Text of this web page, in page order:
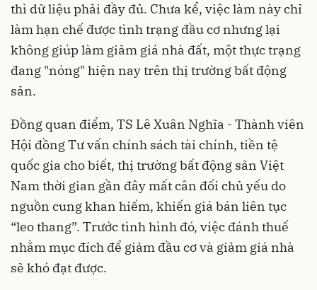
thì dữ liệu phải đầy đủ. Chưa kể, việc làm này chỉ
làm hạn chế được tình trạng đầu cơ nhưng lại
không giúp làm giảm giá nhà đất, một thực trạng
đang "nóng" hiện nay trên thị trường bất động
sản.
Đồng quan điểm, TS Lê Xuân Nghĩa - Thành viên
Hội đồng Tư vấn chính sách tài chính, tiền tệ
quốc gia cho biết, thị trường bất động sản Việt
Nam thời gian gần đây mất cân đối chủ yếu do
nguồn cung khan hiếm, khiến giá bán liên tục
“leo thang”. Trước tình hình đó, việc đánh thuế
nhằm mục đích để giảm đầu cơ và giảm giá nhà
sẽ khó đạt được.